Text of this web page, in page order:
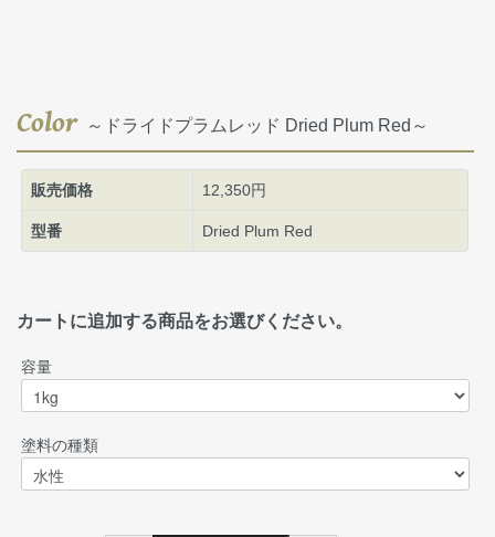
Color～ドライドプラムレッド Dried Plum Red～
販売価格 12,350円
型番 Dried Plum Red
カートに追加する商品をお選びください。
容量
塗料の種類